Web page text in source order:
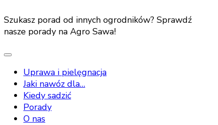
Szukasz porad od innych ogrodników? Sprawdź
nasze porady na Agro Sawa!
Uprawa i pielęgnacja
Jaki nawóz dla…
Kiedy sadzić
Porady
O nas